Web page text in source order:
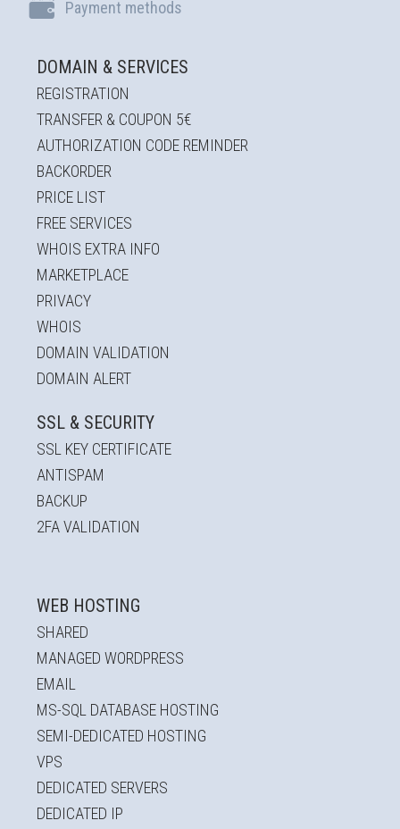
Payment methods
an account you will need tomake one.
Continue
sales dep by filling in the following
in the myeasypanel.
Full name/Company name:
Email:
Notes:
DOMAIN & SERVICES
REGISTRATION
TRANSFER & COUPON 5€
AUTHORIZATION CODE REMINDER
BACKORDER
PRICE LIST
FREE SERVICES
WHOIS EXTRA INFO
MARKETPLACE
PRIVACY
WHOIS
DOMAIN VALIDATION
DOMAIN ALERT
SSL & SECURITY
SSL KEY CERTIFICATE
ANTISPAM
BACKUP
2FA VALIDATION
WEB HOSTING
SHARED
MANAGED WORDPRESS
EMAIL
MS-SQL DATABASE HOSTING
SEMI-DEDICATED HOSTING
VPS
DEDICATED SERVERS
DEDICATED IP